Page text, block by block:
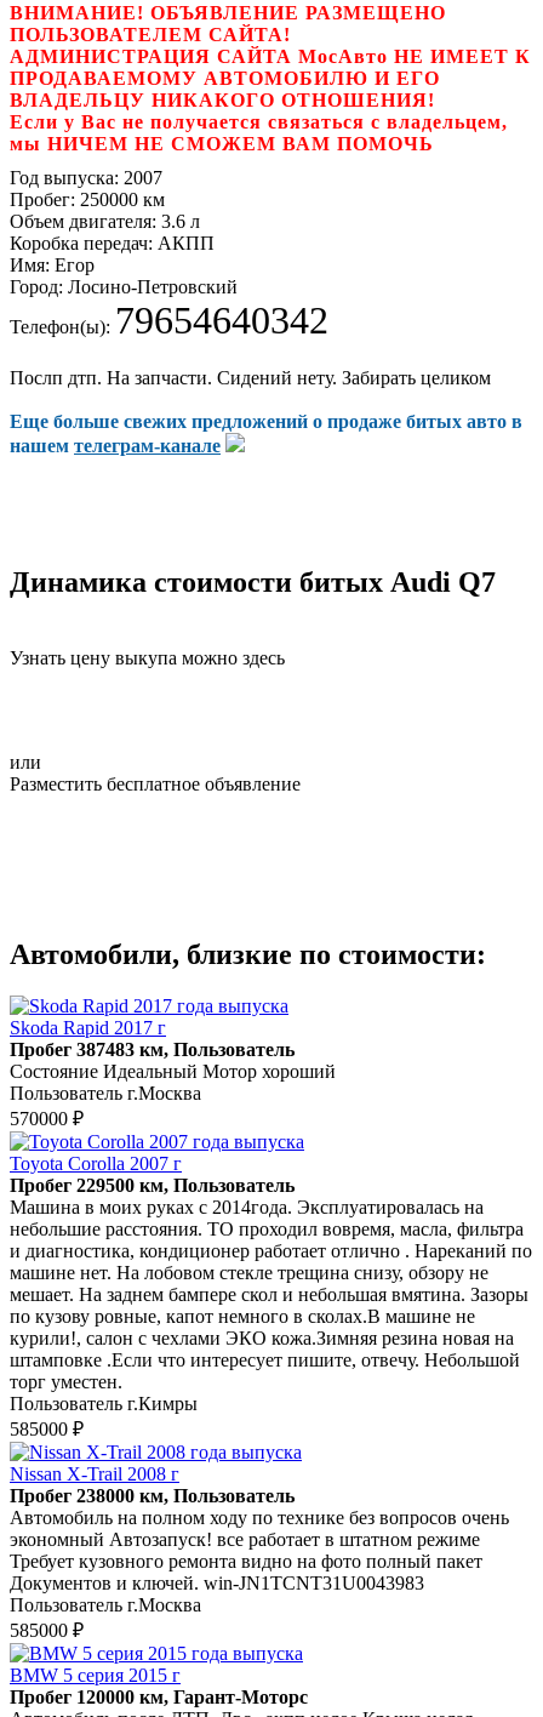
ВНИМАНИЕ! ОБЪЯВЛЕНИЕ РАЗМЕЩЕНО
ПОЛЬЗОВАТЕЛЕМ САЙТА!
АДМИНИСТРАЦИЯ САЙТА МосАвто НЕ ИМЕЕТ К
ПРОДАВАЕМОМУ АВТОМОБИЛЮ И ЕГО
ВЛАДЕЛЬЦУ НИКАКОГО ОТНОШЕНИЯ!
Если у Вас не получается связаться с владельцем,
мы НИЧЕМ НЕ СМОЖЕМ ВАМ ПОМОЧЬ
Год выпуска: 2007
Пробег: 250000 км
Объем двигателя: 3.6 л
Коробка передач: АКПП
Имя: Егор
Город: Лосино-Петровский
Телефон(ы): 79654640342
Послп дтп. На запчасти. Сидений нету. Забирать целиком
Еще больше свежих предложений о продаже битых авто в
нашем телеграм-канале
Динамика стоимости битых Audi Q7
Узнать цену выкупа можно здесь
или
Разместить бесплатное объявление
Автомобили, близкие по стоимости:
Skoda Rapid 2017 г
Пробег 387483 км, Пользователь
Состояние Идеальный Мотор хороший
Пользователь г.Москва
570000 ₽
Toyota Corolla 2007 г
Пробег 229500 км, Пользователь
Машина в моих руках с 2014года. Эксплуатировалась на
небольшие расстояния. ТО проходил вовремя, масла, фильтра
и диагностика, кондиционер работает отлично . Нареканий по
машине нет. На лобовом стекле трещина снизу, обзору не
мешает. На заднем бампере скол и небольшая вмятина. Зазоры
по кузову ровные, капот немного в сколах.В машине не
курили!, салон с чехлами ЭКО кожа.Зимняя резина новая на
штамповке .Если что интересует пишите, отвечу. Небольшой
торг уместен.
Пользователь г.Кимры
585000 ₽
Nissan X-Trail 2008 г
Пробег 238000 км, Пользователь
Автомобиль на полном ходу по технике без вопросов очень
экономный Автозапуск! все работает в штатном режиме
Требует кузовного ремонта видно на фото полный пакет
Документов и ключей. win-JN1TCNT31U0043983
Пользователь г.Москва
585000 ₽
BMW 5 серия 2015 г
Пробег 120000 км, Гарант-Моторс